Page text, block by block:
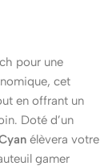
pour une
cet
en offrant un
Doté d’un
élèvera votre
gamer